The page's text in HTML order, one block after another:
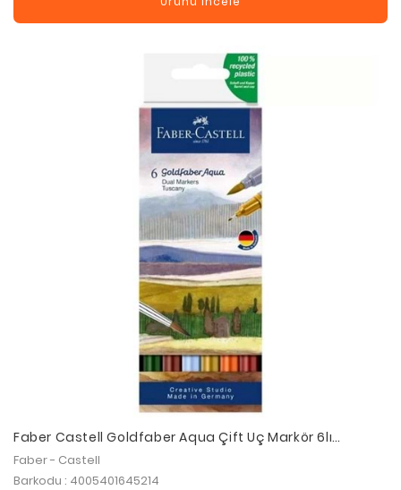
Faber Castell Goldfaber Aqua Çift Uç Markör 6lı
Tuscany
Faber - Castell
Barkodu : 4005401645214